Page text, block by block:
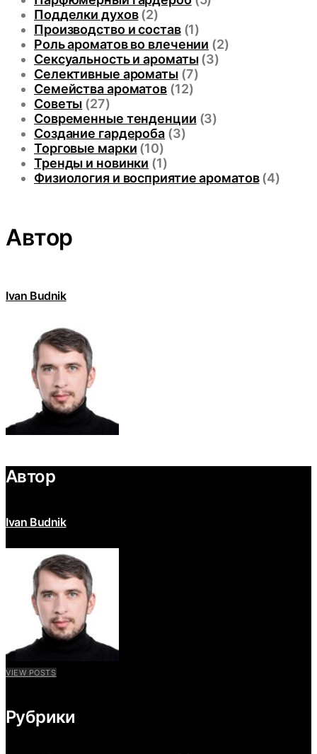
Подделки духов(2)
Производство и состав(1)
Роль ароматов во влечении (2)
Сексуальность и ароматы(3)
Селективные ароматы(7)
Семейства ароматов(12)
Советы (27)
Современные тенденции (3)
Создание гардероба(3)
Торговые марки (10)
Тренды и новинки (1)
Физиология и восприятие ароматов(4)
Автор
Ivan Budnik
Автор
Ivan Budnik
VIEW POSTS
Рубрики